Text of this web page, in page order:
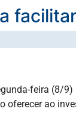
feira (8/
ao